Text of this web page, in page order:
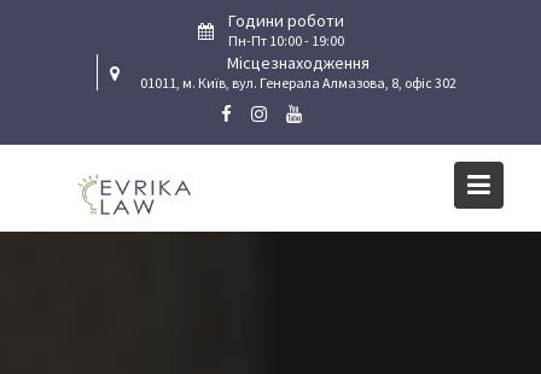
Години роботи
Пн-Пт 10:00 - 19:00
Місцезнаходження
01011, м. Київ, вул. Генерала Алмазова, 8, офіс 302